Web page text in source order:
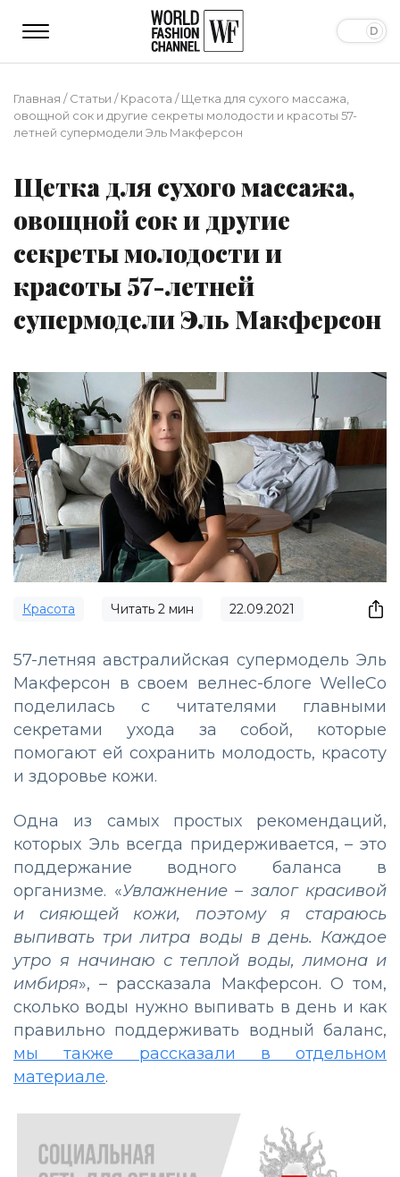
Главная /Статьи /Красота /Щетка для сухого массажа,
овощной сок и другие секреты молодости и красоты 57-
летней супермодели Эль Макферсон
Щетка для сухого массажа,
овощной сок и другие
секреты молодости и
красоты 57-летней
супермодели Эль Макферсон
Красота Читать 2 мин 22.09.2021
57-летняя австралийская супермодель Эль
Макферсон в своем велнес-блоге WelleCo
поделилась с читателями главными
секретами ухода за собой, которые
помогают ей сохранить молодость, красоту
и здоровье кожи.
Одна из самых простых рекомендаций,
которых Эль всегда придерживается, – это
поддержание водного баланса в
организме. «Увлажнение – залог красивой
и сияющей кожи, поэтому я стараюсь
выпивать три литра воды в день. Каждое
утро я начинаю с теплой воды, лимона и
имбиря», – рассказала Макферсон. О том,
сколько воды нужно выпивать в день и как
правильно поддерживать водный баланс,
мы также рассказали в отдельном
материале.